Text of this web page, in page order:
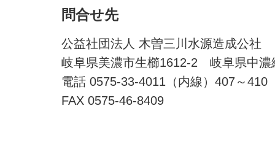
問合せ先
公益社団法人 木曽三川水源造成公社
岐阜県美濃市生櫛1612-2 岐阜県中濃
電話 0575-33-4011（内線）407～410
FAX 0575-46-8409